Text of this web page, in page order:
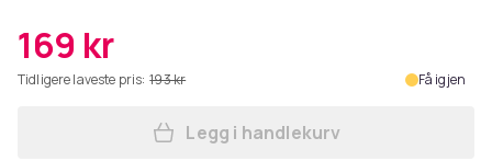
169 kr
Tidligere laveste pris: 193 kr Få igjen
Legg Kompatibel med
Legg i handlekurv